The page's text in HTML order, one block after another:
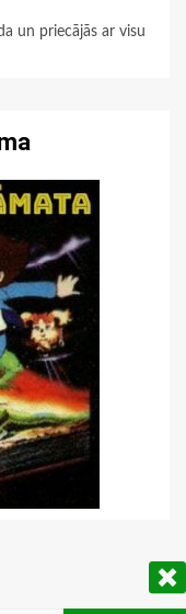
un priecājās ar visu